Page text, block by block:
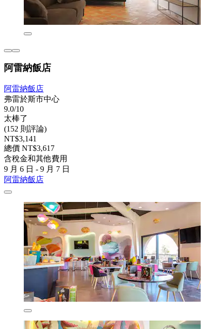
阿雷納飯店
阿雷納飯店
弗雷於斯市中心
9.0/10
太棒了
(152 則評論)
NT$3,141
總價 NT$3,617
含稅金和其他費用
9 月 6 日 - 9 月 7 日
阿雷納飯店